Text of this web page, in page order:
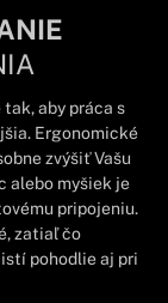
aby práca s
Ergonomické
zvýšiť Vašu
alebo myšiek je
pripojeniu.
zatiaľ čo
pohodlie aj pri